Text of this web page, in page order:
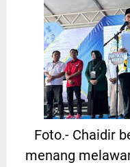
Foto.- Chaidir
menang